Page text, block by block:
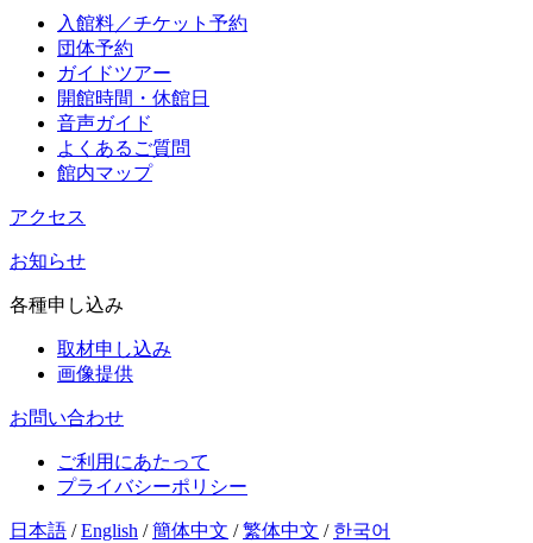
入館料／チケット予約
団体予約
ガイドツアー
開館時間・休館日
音声ガイド
よくあるご質問
館内マップ
アクセス
お知らせ
各種申し込み
取材申し込み
画像提供
お問い合わせ
ご利用にあたって
プライバシーポリシー
日本語 /English /簡体中文 /繁体中文 / 한국어